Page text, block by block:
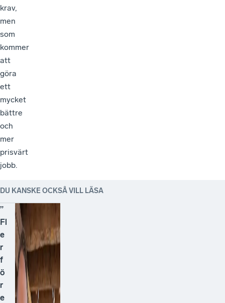
krav,
men
som
kommer
att
göra
ett
mycket
bättre
och
mer
prisvärt
jobb.
DU KANSKE OCKSÅ VILL LÄSA
”
Fl
e
r
f
ö
r
e